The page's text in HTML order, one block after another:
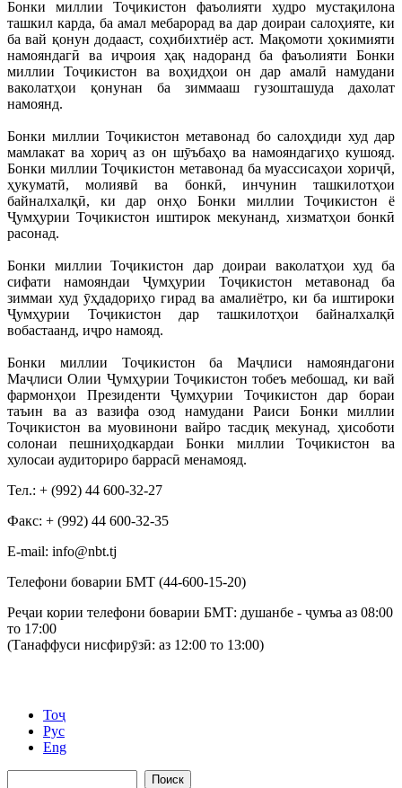
Бонки миллии Тоҷикистон фаъолияти худро мустақилона
ташкил карда, ба амал мебарорад ва дар доираи салоҳияте, ки
ба вай қонун додааст, соҳибихтиёр аст. Мақомоти ҳокимияти
намояндагӣ ва иҷроия ҳақ надоранд ба фаъолияти Бонки
миллии Тоҷикистон ва воҳидҳои он дар амалӣ намудани
ваколатҳои қонунан ба зиммааш гузошташуда дахолат
намоянд.
Бонки миллии Тоҷикистон метавонад бо салоҳдиди худ дар
мамлакат ва хориҷ аз он шӯъбаҳо ва намояндагиҳо кушояд.
Бонки миллии Тоҷикистон метавонад ба муассисаҳои хориҷӣ,
ҳукуматӣ, молиявӣ ва бонкӣ, инчунин ташкилотҳои
байналхалқӣ, ки дар онҳо Бонки миллии Тоҷикистон ё
Ҷумҳурии Тоҷикистон иштирок мекунанд, хизматҳои бонкӣ
расонад.
Бонки миллии Тоҷикистон дар доираи ваколатҳои худ ба
сифати намояндаи Ҷумҳурии Тоҷикистон метавонад ба
зиммаи худ ӯҳдадориҳо гирад ва амалиётро, ки ба иштироки
Ҷумҳурии Тоҷикистон дар ташкилотҳои байналхалқӣ
вобастаанд, иҷро намояд.
Бонки миллии Тоҷикистон ба Маҷлиси намояндагони
Маҷлиси Олии Ҷумҳурии Тоҷикистон тобеъ мебошад, ки вай
фармонҳои Президенти Ҷумҳурии Тоҷикистон дар бораи
таъин ва аз вазифа озод намудани Раиси Бонки миллии
Тоҷикистон ва муовинони вайро тасдиқ мекунад, ҳисоботи
солонаи пешниҳодкардаи Бонки миллии Тоҷикистон ва
хулосаи аудиториро баррасӣ менамояд.
Тел.: + (992) 44 600-32-27
Факс: + (992) 44 600-32-35
Е-mail: info@nbt.tj
Телефони боварии БМТ (44-600-15-20)
Реҷаи кории телефони боварии БМТ: душанбе - ҷумъа аз 08:00
то 17:00
(Танаффуси нисфирӯзӣ: аз 12:00 то 13:00)
Тоҷ
Рус
Eng
Поиск